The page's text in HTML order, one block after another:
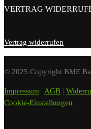
VERTRAG
Vertrag widerrufen
© 2025 Copyright BME
Impressum | AGB |
Cookie-Einstellungen